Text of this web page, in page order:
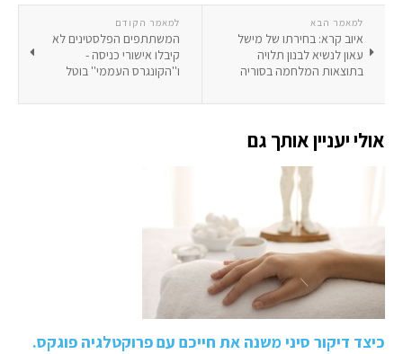
למאמר הקודם
המשתתפים הפלסטינים לא
קיבלו אישורי כניסה -
ו''הקונגרס העממי'' בוטל
למאמר הבא
איוב קרא: בחירתו של מישל
עאון לנשיא לבנון תלויה
בתוצאות המלחמה בסוריה
אולי יעניין אותך גם
כיצד דיקור סיני משנה את חייכם עם פרוקטלגיה פוגקס.